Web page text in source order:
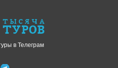
в Телеграм